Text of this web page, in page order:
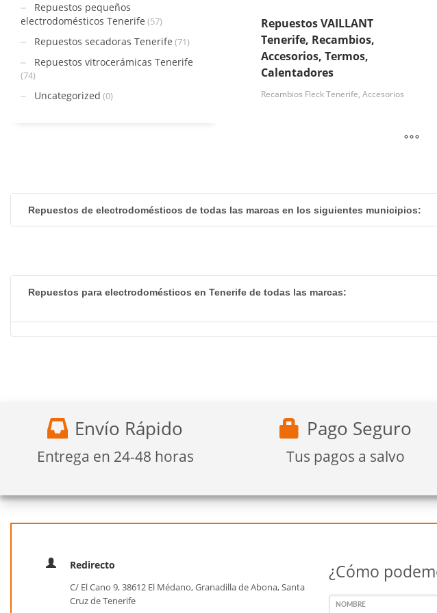
Repuestos VAILLANT
Tenerife, Recambios,
Accesorios, Termos,
Calentadores
Recambios Fleck Tenerife, Accesorios
Repuestos pequeños
electrodomésticos Tenerife (57)
Repuestos secadoras Tenerife (71)
Repuestos vitrocerámicas Tenerife
(74)
Uncategorized (0)
Repuestos de electrodomésticos de todas las marcas en los siguientes municipios:
Repuestos para electrodomésticos en Tenerife de todas las marcas:
Envío Rápido
Entrega en 24-48 horas
Pago Seguro
Tus pagos a salvo
Redirecto
C/ El Cano 9, 38612 El Médano, Granadilla de Abona, Santa
Cruz de Tenerife
¿Cómo
NOMBRE